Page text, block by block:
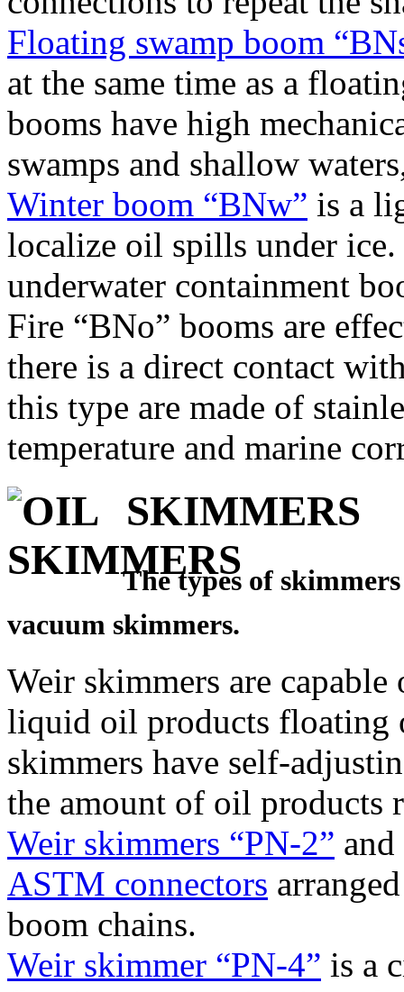
Floating swamp boom
at the same time as a
booms have high
swamps and shallow
Winter boom “BNw” is a
localize oil spills under
underwater containment
Fire “BNo” booms are
there is a direct contact
this type are made of
temperature and marine
SKIMMERS
The types of
vacuum skimmers.
Weir skimmers are
liquid oil products floating
skimmers have self-
the amount of oil products
Weir skimmers “PN-2” and
ASTM connectors
boom chains.
Weir skimmer “PN-4” is a